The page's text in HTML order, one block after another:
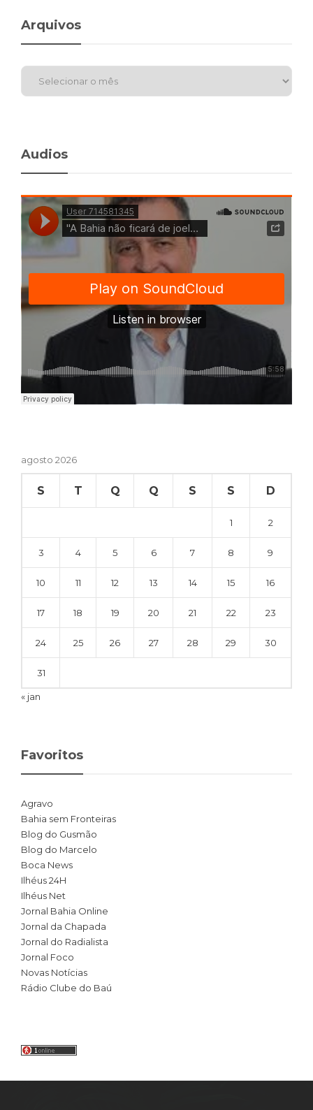
Arquivos
Audios
agosto 2026
S T Q Q S S D
1 2
3 4 5 6 7 8 9
10 11 12 13 14 15 16
17 18 19 20 21 22 23
24 25 26 27 28 29 30
31
« jan
Favoritos
Agravo
Bahia sem Fronteiras
Blog do Gusmão
Blog do Marcelo
Boca News
Ilhéus 24H
Ilhéus Net
Jornal Bahia Online
Jornal da Chapada
Jornal do Radialista
Jornal Foco
Novas Notícias
Rádio Clube do Baú